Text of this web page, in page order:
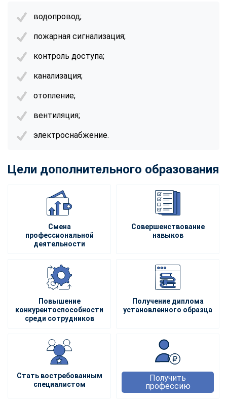
водопровод;
пожарная сигнализация;
контроль доступа;
канализация;
отопление;
вентиляция;
электроснабжение.
Цели дополнительного образования
Смена
профессиональной
деятельности
Совершенствование
навыков
Повышение
конкурентоспособности
среди сотрудников
Получение диплома
установленного образца
Стать востребованным
специалистом
Получить
профессию